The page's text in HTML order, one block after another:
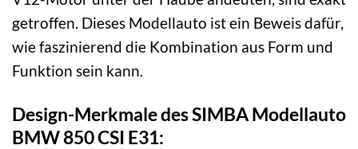
getroffen. Dieses Modellauto ist ein Beweis dafür,
wie faszinierend die Kombination aus Form und
Funktion sein kann.
Design-Merkmale des SIMBA Modellauto
BMW 850 CSI E31: